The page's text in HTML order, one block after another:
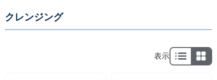
クレンジング
表示